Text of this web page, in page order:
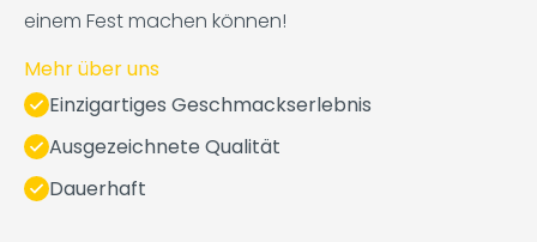
einem Fest machen können!
Mehr über uns
Einzigartiges Geschmackserlebnis
Ausgezeichnete Qualität
Dauerhaft